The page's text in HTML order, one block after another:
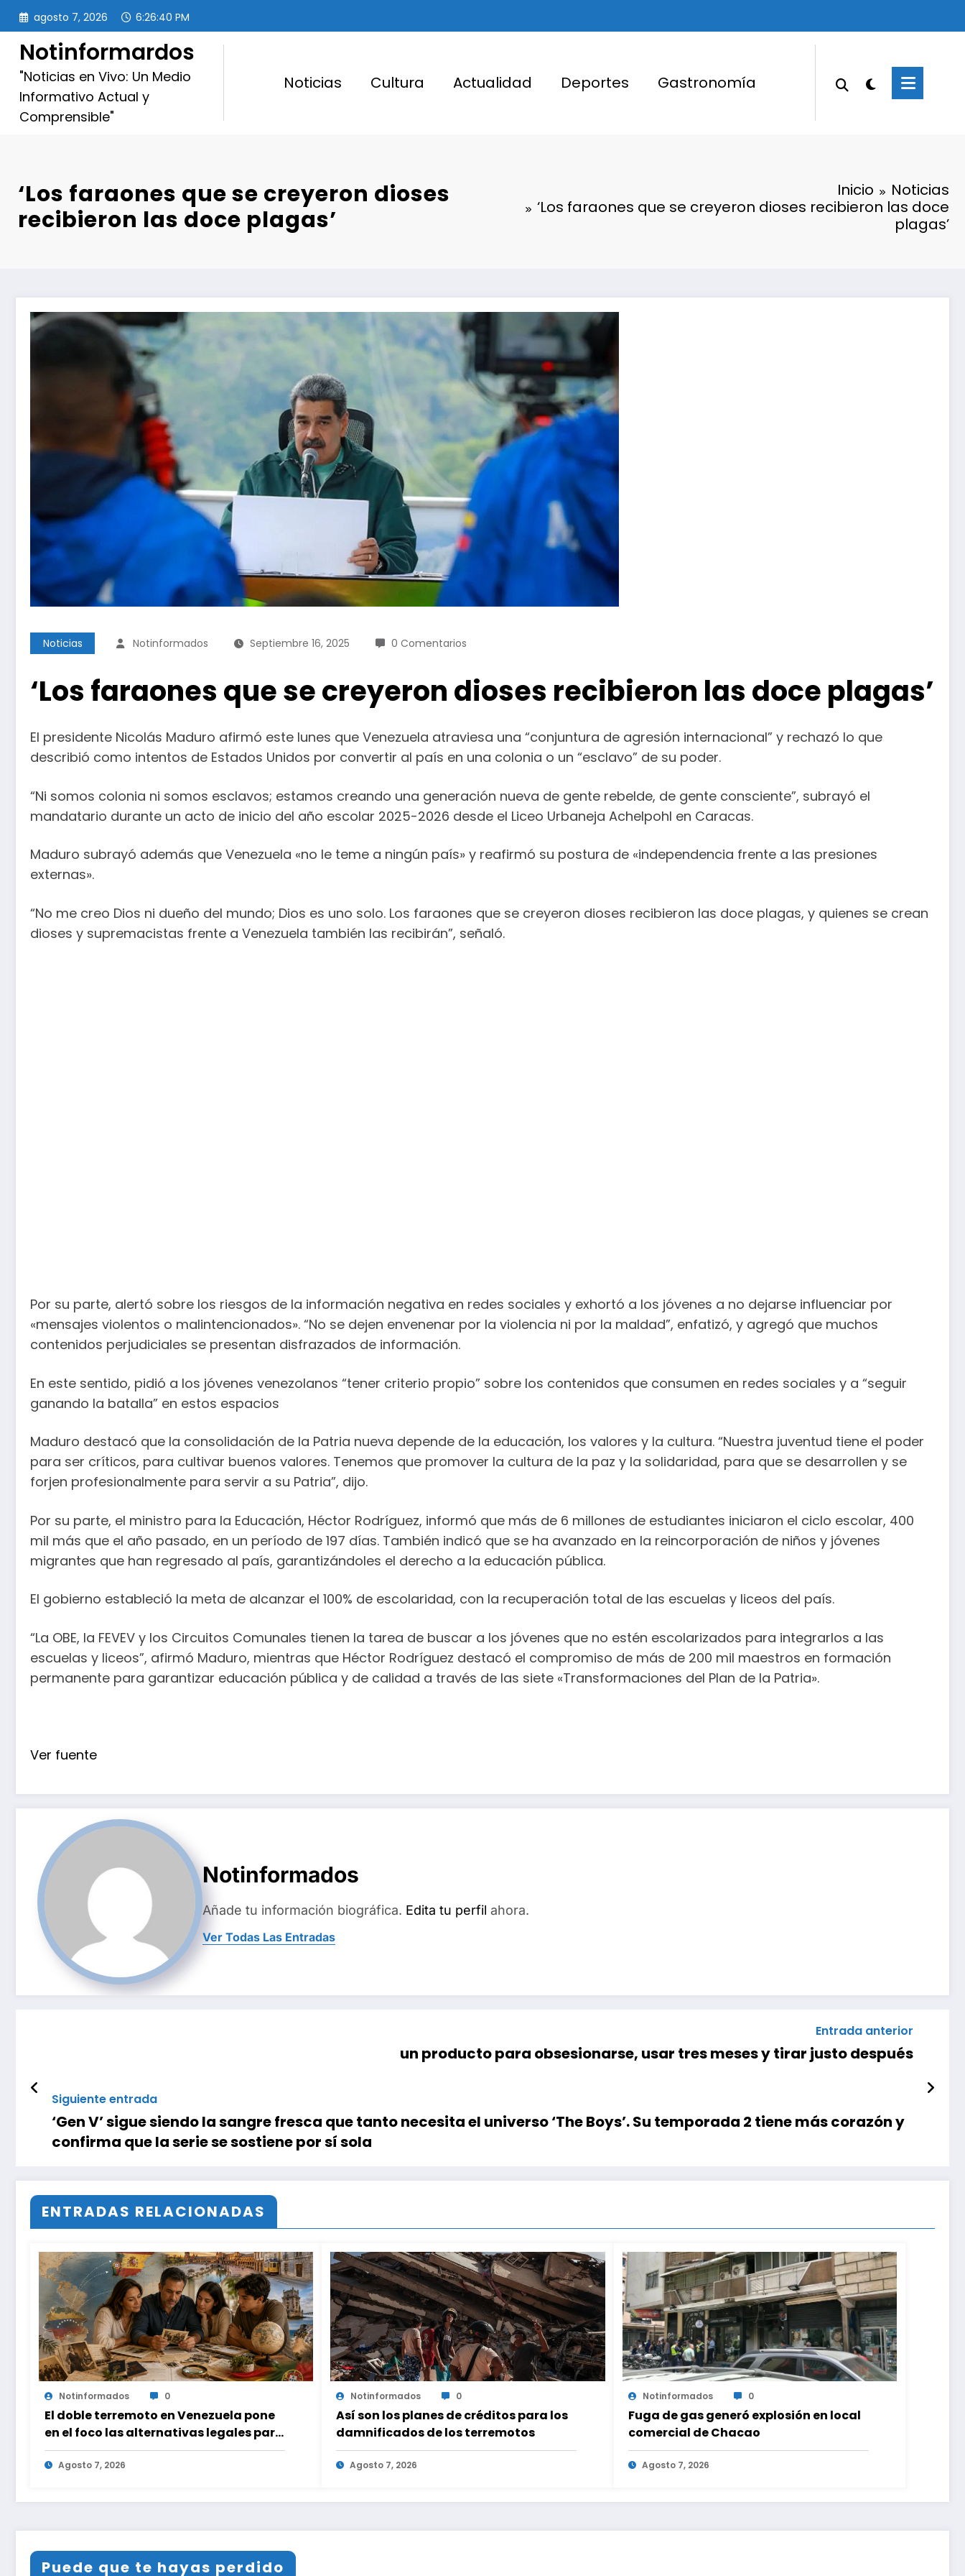
Saltar
contenido
agosto 7, 2026 6:26:42 PM
Notinformardos
"Noticias en Vivo: Un Medio
Informativo Actual y
Comprensible"
Noticias Cultura Actualidad Deportes Gastronomía
‘Los faraones que se creyeron dioses
recibieron las doce plagas’
Inicio
Noticias
‘Los faraones que se creyeron dioses recibieron las doce
plagas’
Noticias Notinformados Septiembre 16, 2025 0 Comentarios
‘Los faraones que se creyeron dioses recibieron las doce plagas’
El presidente Nicolás Maduro afirmó este lunes que Venezuela atraviesa una “conjuntura de agresión internacional” y rechazó lo que
describió como intentos de Estados Unidos por convertir al país en una colonia o un “esclavo” de su poder.
“Ni somos colonia ni somos esclavos; estamos creando una generación nueva de gente rebelde, de gente consciente”, subrayó el
mandatario durante un acto de inicio del año escolar 2025-2026 desde el Liceo Urbaneja Achelpohl en Caracas.
Maduro subrayó además que Venezuela «no le teme a ningún país» y reafirmó su postura de «independencia frente a las presiones
externas».
“No me creo Dios ni dueño del mundo; Dios es uno solo. Los faraones que se creyeron dioses recibieron las doce plagas, y quienes se crean
dioses y supremacistas frente a Venezuela también las recibirán”, señaló.
Por su parte, alertó sobre los riesgos de la información negativa en redes sociales y exhortó a los jóvenes a no dejarse influenciar por
«mensajes violentos o malintencionados». “No se dejen envenenar por la violencia ni por la maldad”, enfatizó, y agregó que muchos
contenidos perjudiciales se presentan disfrazados de información.
En este sentido, pidió a los jóvenes venezolanos “tener criterio propio” sobre los contenidos que consumen en redes sociales y a “seguir
ganando la batalla” en estos espacios
Maduro destacó que la consolidación de la Patria nueva depende de la educación, los valores y la cultura. “Nuestra juventud tiene el poder
para ser críticos, para cultivar buenos valores. Tenemos que promover la cultura de la paz y la solidaridad, para que se desarrollen y se
forjen profesionalmente para servir a su Patria”, dijo.
Por su parte, el ministro para la Educación, Héctor Rodríguez, informó que más de 6 millones de estudiantes iniciaron el ciclo escolar, 400
mil más que el año pasado, en un período de 197 días. También indicó que se ha avanzado en la reincorporación de niños y jóvenes
migrantes que han regresado al país, garantizándoles el derecho a la educación pública.
El gobierno estableció la meta de alcanzar el 100% de escolaridad, con la recuperación total de las escuelas y liceos del país.
“La OBE, la FEVEV y los Circuitos Comunales tienen la tarea de buscar a los jóvenes que no estén escolarizados para integrarlos a las
escuelas y liceos”, afirmó Maduro, mientras que Héctor Rodríguez destacó el compromiso de más de 200 mil maestros en formación
permanente para garantizar educación pública y de calidad a través de las siete «Transformaciones del Plan de la Patria».
Ver fuente
Notinformados
Añade tu información biográfica. Edita tu perfil ahora.
Ver Todas Las Entradas
Entrada anterior
un producto para obsesionarse, usar tres meses y tirar justo después
Siguiente entrada
‘Gen V’ sigue siendo la sangre fresca que tanto necesita el universo ‘The Boys’. Su temporada 2 tiene más corazón y
confirma que la serie se sostiene por sí sola
ENTRADAS RELACIONADAS
Notinformados 0
El doble terremoto en Venezuela pone
en el foco las alternativas legales para
solicitar la nacionalidad por parte de
personas con vínculos familiares en
Agosto 7, 2026
Notinformados 0
Así son los planes de créditos para los
damnificados de los terremotos
Agosto 7, 2026
Notinformados 0
Fuga de gas generó explosión en local
comercial de Chacao
Agosto 7, 2026
Puede que te hayas perdido